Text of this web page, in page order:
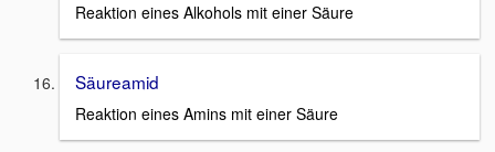
Reaktion eines Alkohols mit einer Säure
Säureamid
Reaktion eines Amins mit einer Säure